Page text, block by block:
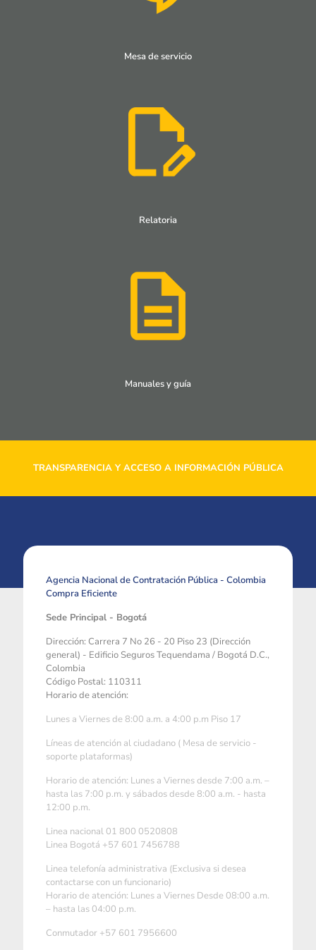
Mesa de servicio
Relatoria
Manuales y guía
TRANSPARENCIA Y ACCESO A INFORMACIÓN PÚBLICA
Agencia Nacional de Contratación Pública - Colombia
Compra Eficiente
Sede Principal - Bogotá
Dirección: Carrera 7 No 26 - 20 Piso 23 (Dirección
general) - Edificio Seguros Tequendama / Bogotá D.C.,
Colombia
Código Postal: 110311
Horario de atención:
Lunes a Viernes de 8:00 a.m. a 4:00 p.m Piso 17
Líneas de atención al ciudadano ( Mesa de servicio -
soporte plataformas)
Horario de atención: Lunes a Viernes desde 7:00 a.m. –
hasta las 7:00 p.m. y sábados desde 8:00 a.m. - hasta
12:00 p.m.
Linea nacional 01 800 0520808
Linea Bogotá +57 601 7456788
Linea telefonía administrativa (Exclusiva si desea
contactarse con un funcionario)
Horario de atención: Lunes a Viernes Desde 08:00 a.m.
– hasta las 04:00 p.m.
Conmutador +57 601 7956600